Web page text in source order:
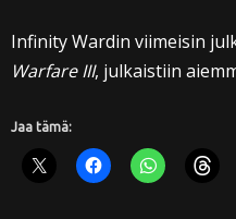
Infinity Wardin viimeisin
Warfare III, julkaistiin
Jaa tämä: